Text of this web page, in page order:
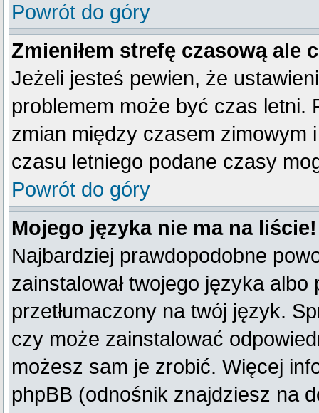
Powrót do góry
Zmieniłem strefę czasową ale
Jeżeli jesteś pewien, że
problemem może być czas letni.
zmian między czasem zimowym
czasu letniego podane czasy
Powrót do góry
Mojego języka nie ma na liście!
Najbardziej prawdopodobne
zainstalował twojego języka
przetłumaczony na twój język.
czy może zainstalować
możesz sam je zrobić. Więcej
phpBB (odnośnik znajdziesz na